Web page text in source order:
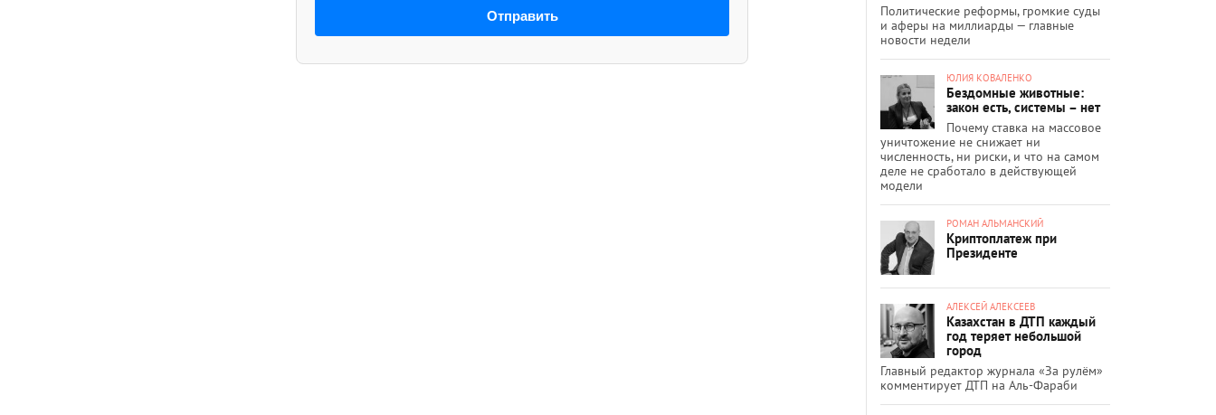
Отправить
Политические реформы, громкие суды
и аферы на миллиарды — главные
новости недели
ЮЛИЯ КОВАЛЕНКО
Бездомные животные:
закон есть, системы – нет
Почему ставка на массовое
уничтожение не снижает ни
численность, ни риски, и что на самом
деле не сработало в действующей
модели
РОМАН АЛЬМАНСКИЙ
Криптоплатеж при
Президенте
АЛЕКСЕЙ АЛЕКСЕЕВ
Казахстан в ДТП каждый
год теряет небольшой
город
Главный редактор журнала «За рулём»
комментирует ДТП на Аль-Фараби